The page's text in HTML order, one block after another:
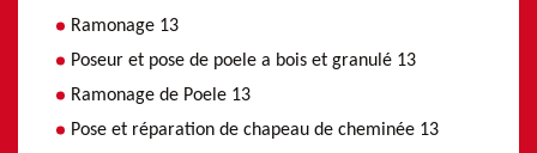
Ramonage 13
Poseur et pose de poele a bois et granulé 13
Ramonage de Poele 13
Pose et réparation de chapeau de cheminée 13